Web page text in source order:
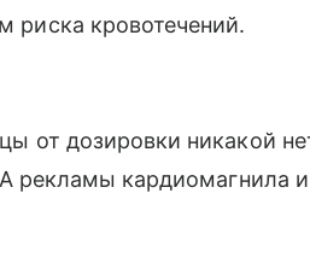
риска кровотечений.
от дозировки никакой
рекламы кардиомагнила